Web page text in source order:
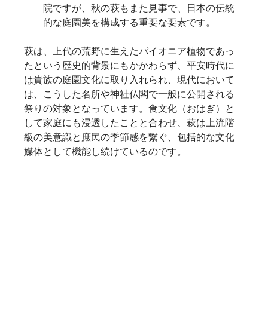
院ですが、秋の萩もまた見事で、日本の伝統
的な庭園美を構成する重要な要素です。
萩は、上代の荒野に生えたパイオニア植物であっ
たという歴史的背景にもかかわらず、平安時代に
は貴族の庭園文化に取り入れられ、現代において
は、こうした名所や神社仏閣で一般に公開される
祭りの対象となっています。食文化（おはぎ）と
して家庭にも浸透したことと合わせ、萩は上流階
級の美意識と庶民の季節感を繋ぐ、包括的な文化
媒体として機能し続けているのです。